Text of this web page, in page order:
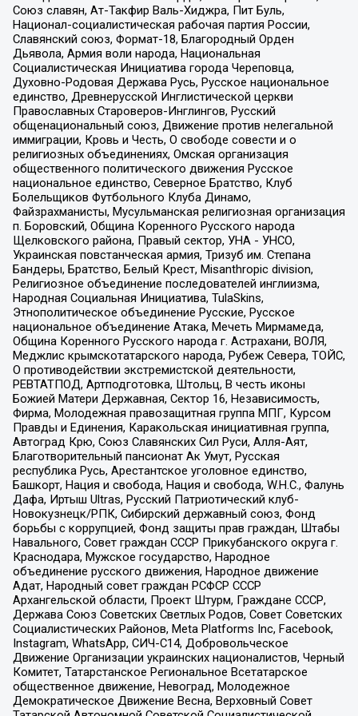
Союз славян, Ат-Такфир Валь-Хиджра, Пит Буль,
Национал-социалистическая рабочая партия России,
Славянский союз, Формат-18, Благородный Орден
Дьявола, Армия воли народа, Национальная
Социалистическая Инициатива города Череповца,
Духовно-Родовая Держава Русь, Русское национальное
единство, Древнерусской Инглистической церкви
Православных Староверов-Инглингов, Русский
общенациональный союз, Движение против нелегальной
иммиграции, Кровь и Честь, О свободе совести и о
религиозных объединениях, Омская организация
общественного политического движения Русское
национальное единство, Северное Братство, Клуб
Болельщиков Футбольного Клуба Динамо,
Файзрахманисты, Мусульманская религиозная организация
п. Боровский, Община Коренного Русского народа
Щелковского района, Правый сектор, УНА - УНСО,
Украинская повстанческая армия, Тризуб им. Степана
Бандеры, Братство, Белый Крест, Misanthropic division,
Религиозное объединение последователей инглиизма,
Народная Социальная Инициатива, TulaSkins,
Этнополитическое объединение Русские, Русское
национальное объединение Атака, Мечеть Мирмамеда,
Община Коренного Русского народа г. Астрахани, ВОЛЯ,
Меджлис крымскотатарского народа, Рубеж Севера, ТОЙС,
О противодействии экстремистской деятельности,
РЕВТАТПОД, Артподготовка, Штольц, В честь иконы
Божией Матери Державная, Сектор 16, Независимость,
Фирма, Молодежная правозащитная группа МПГ, Курсом
Правды и Единения, Каракольская инициативная группа,
Автоград Крю, Союз Славянских Сил Руси, Алля-Аят,
Благотворительный пансионат Ак Умут, Русская
республика Русь, Арестантское уголовное единство,
Башкорт, Нация и свобода, Нация и свобода, W.H.С., Фалунь
Дафа, Иртыш Ultras, Русский Патриотический клуб-
Новокузнецк/РПК, Сибирский державный союз, Фонд
борьбы с коррупцией, Фонд защиты прав граждан, Штабы
Навального, Совет граждан СССР Прикубанского округа г.
Краснодара, Мужское государство, Народное
объединение русского движения, Народное движение
Адат, Народный совет граждан РСФСР СССР
Архангельской области, Проект Штурм, Граждане СССР,
Держава Союз Советских Светлых Родов, Совет Советских
Социалистических Районов, Meta Platforms Inc, Facebook,
Instagram, WhatsApp, СИЧ-С14, Добровольческое
Движение Организации украинских националистов, Черный
Комитет, Татарстанское Региональное Всетатарское
общественное движение, Невоград, Молодежное
Демократическое Движение Весна, Верховный Совет